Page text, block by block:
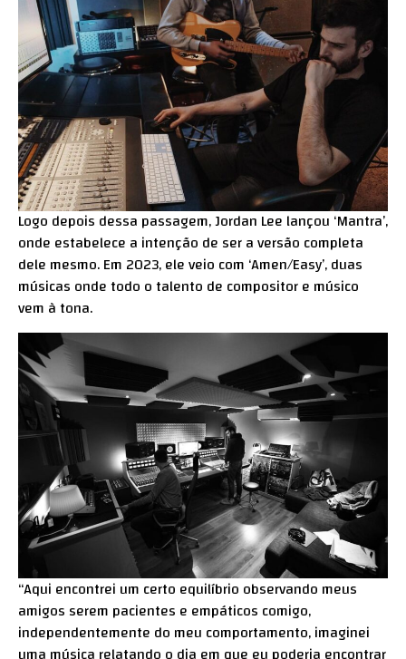
Logo depois dessa passagem, Jordan Lee lançou ‘Mantra’,
onde estabelece a intenção de ser a versão completa
dele mesmo. Em 2023, ele veio com ‘Amen/Easy’, duas
músicas onde todo o talento de compositor e músico
vem à tona.
“Aqui encontrei um certo equilíbrio observando meus
amigos serem pacientes e empáticos comigo,
independentemente do meu comportamento, imaginei